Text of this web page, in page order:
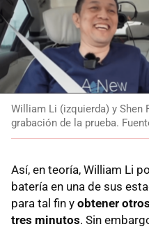
William Li (izquierda) y Shen
grabación de la prueba.
Así, en teoría, William Li
batería en una de sus
para tal fin y obtener
tres minutos. Sin